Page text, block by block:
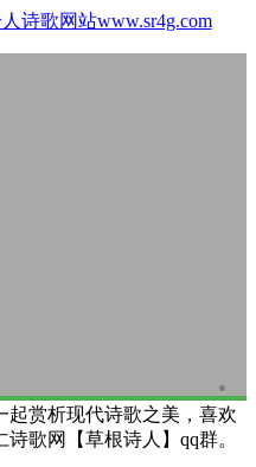
诗歌网站www.sr4g.com
起赏析现代诗歌之美，喜欢
歌网【草根诗人】qq群。